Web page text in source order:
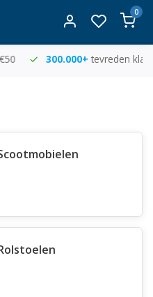
0
300.000+tevreden klanten